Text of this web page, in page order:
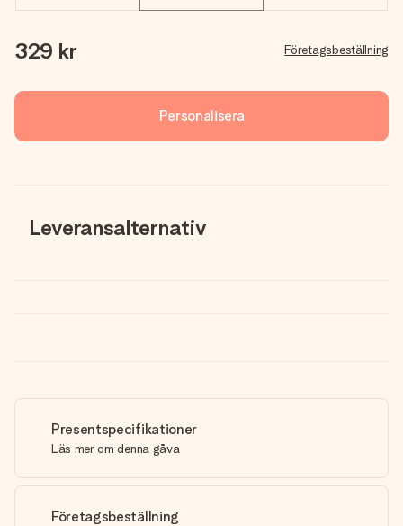
329 kr Företagsbeställning
Personalisera
Leveransalternativ
Presentspecifikationer
Läs mer om denna gåva
Företagsbeställning